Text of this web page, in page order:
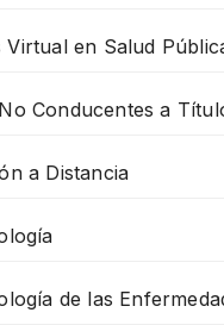
Virtual en Salud
Conducentes a
a Distancia
de las